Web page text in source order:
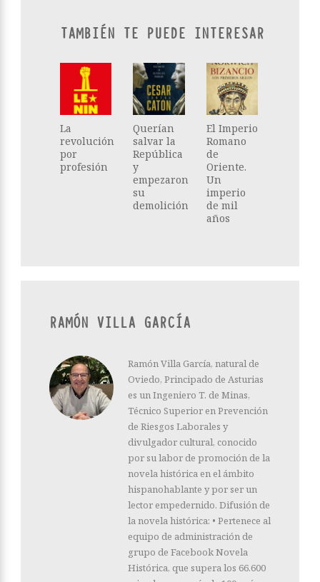
TAMBIÉN TE PUEDE INTERESAR
La
revolución
por
profesión
Querían
salvar la
República
y
empezaron
su
demolición
El Imperio
Romano
de
Oriente.
Un
imperio
de mil
años
RAMÓN VILLA GARCÍA
Ramón Villa García, natural de
Oviedo, Principado de Asturias
es un Ingeniero T. de Minas,
Técnico Superior en Prevención
de Riesgos Laborales y
divulgador cultural, conocido
por su labor de promoción de la
novela histórica en el ámbito
hispanohablante y por ser un
lector empedernido. Difusión de
la novela histórica: • Pertenece al
equipo de administración de
grupo de Facebook Novela
Histórica, que supera los 66.600